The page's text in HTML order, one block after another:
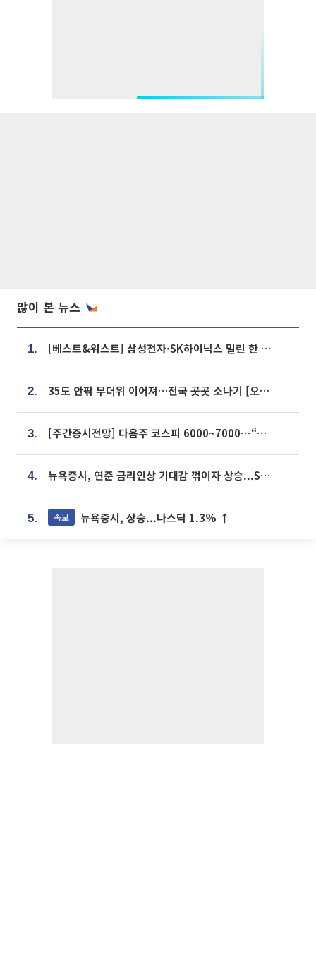
많이 본 뉴스
1. [베스트&워스트] 삼성전자·SK하이닉스 밀린 한 주…상상인증권은 85% 급등
2. 35도 안팎 무더위 이어져…전국 곳곳 소나기 [오늘 날씨]
3. [주간증시전망] 다음주 코스피 6000~7000⋯“外人 수급은 정책이 변수”
4. 뉴욕증시, 연준 금리인상 기대감 꺾이자 상승...S&P500 사상 최고치 [종합]
5. 속보 뉴욕증시, 상승...나스닥 1.3% ↑